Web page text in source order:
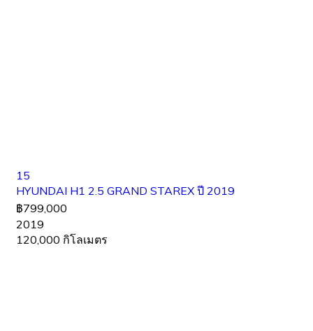
15
HYUNDAI H1 2.5 GRAND STAREX ปี 2019
฿799,000
2019
120,000 กิโลเมตร